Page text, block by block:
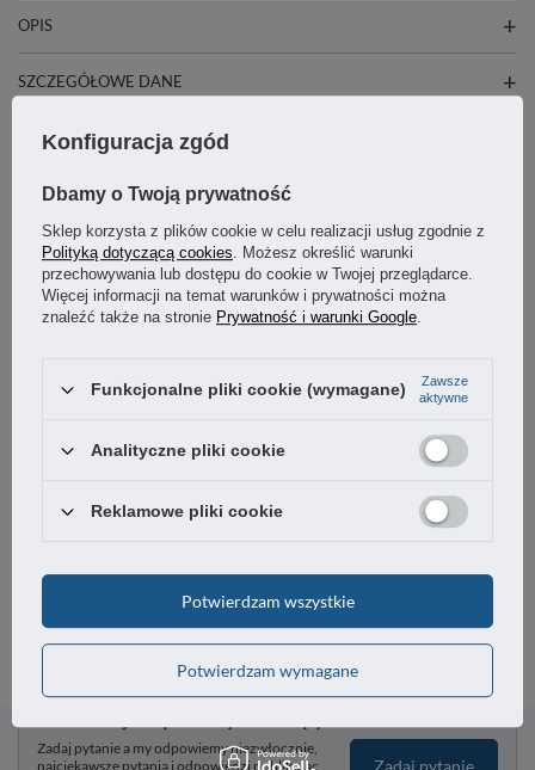
OPIS
SZCZEGÓŁOWE DANE
GWARANCJA
OSTATNIO CIĘ INTERESOWAŁO
Poliamidowa rękojeść obrotowa 55x20mm śruba
17,77 zł / szt.
Zadaj pytanie a my odpowiemy niezwłocznie,
najciekawsze pytania i odpowiedzi publikując
Zadaj pytanie
Konfiguracja zgód
Dbamy o Twoją prywatność
Sklep korzysta z plików cookie w celu realizacji usług zgodnie z
Polityką dotyczącą cookies. Możesz określić warunki
przechowywania lub dostępu do cookie w Twojej przeglądarce.
Więcej informacji na temat warunków i prywatności można
znaleźć także na stronie Prywatność i warunki Google.
Funkcjonalne pliki cookie (wymagane)
Zawsze
aktywne
Analityczne pliki cookie
Reklamowe pliki cookie
Potwierdzam wymagane
Potwierdzam wszystkie